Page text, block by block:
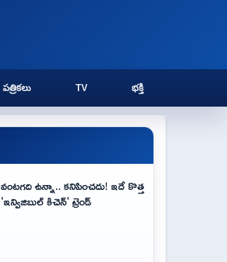
పత్రికలు TV భక్తి
వంటగది ఉన్నా.. కనిపించదు! ఇదే కొత్త
'ఇన్విజిబుల్ కిచెన్' ట్రెండ్